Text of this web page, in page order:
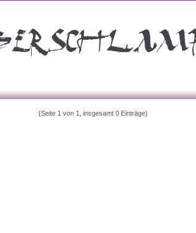
(Seite 1 von 1, insgesamt 0 Einträge)